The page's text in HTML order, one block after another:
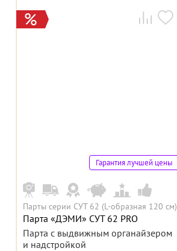
Гарантия лучшей цены
Парты серии СУТ 62 (L-образная 120 см)
Парта «ДЭМИ» СУТ 62 PRO
Парта с выдвижным органайзером
и надстройкой